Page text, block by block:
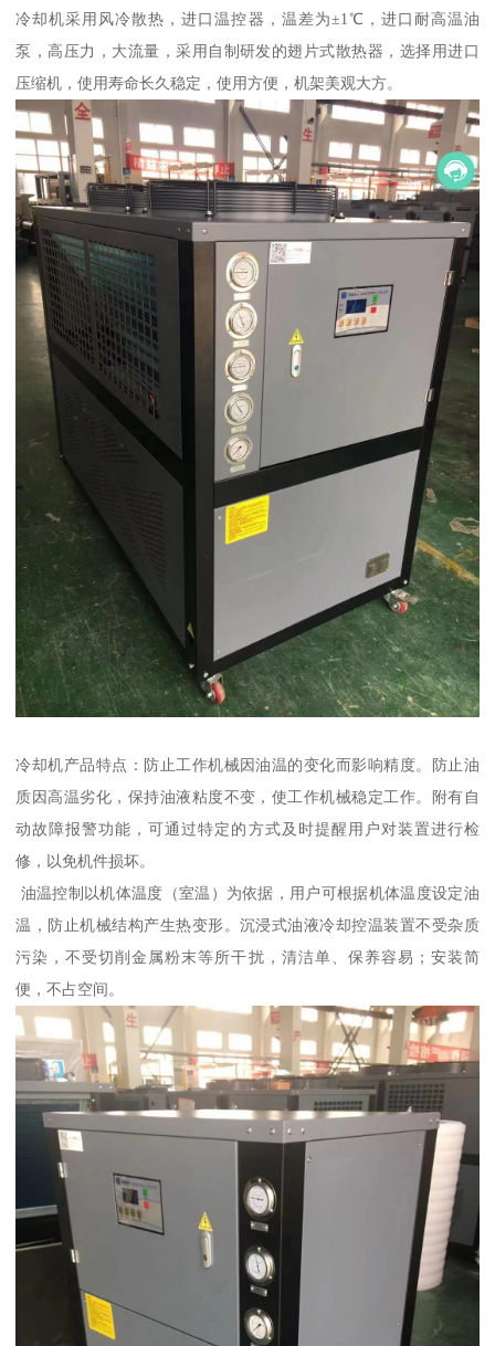
冷却机采用风冷散热，进口温控器，温差为±1℃，进口耐高温油
泵，高压力，大流量，采用自制研发的翅片式散热器，选择用进口
压缩机，使用寿命长久稳定，使用方便，机架美观大方。
冷却机产品特点：防止工作机械因油温的变化而影响精度。防止油
质因高温劣化，保持油液粘度不变，使工作机械稳定工作。附有自
动故障报警功能，可通过特定的方式及时提醒用户对装置进行检
修，以免机件损坏。
油温控制以机体温度（室温）为依据，用户可根据机体温度设定油
温，防止机械结构产生热变形。沉浸式油液冷却控温装置不受杂质
污染，不受切削金属粉末等所干扰，清洁单、保养容易；安装简
便，不占空间。